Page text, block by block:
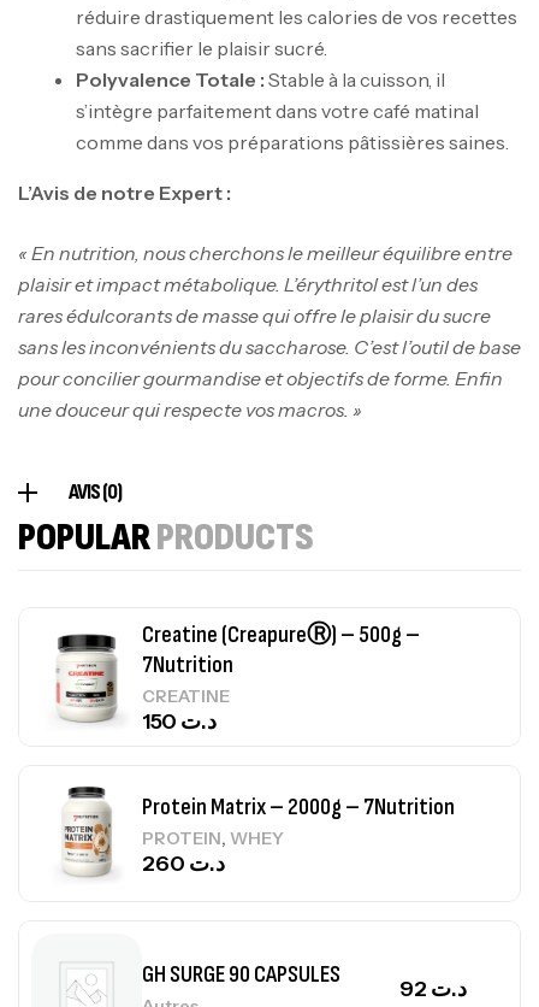
réduire drastiquement les calories de vos recettes
sans sacrifier le plaisir sucré.
Polyvalence Totale : Stable à la cuisson, il
s’intègre parfaitement dans votre café matinal
comme dans vos préparations pâtissières saines.
L’Avis de notre Expert :
« En nutrition, nous cherchons le meilleur équilibre entre
plaisir et impact métabolique. L’érythritol est l’un des
rares édulcorants de masse qui offre le plaisir du sucre
sans les inconvénients du saccharose. C’est l’outil de base
pour concilier gourmandise et objectifs de forme. Enfin
une douceur qui respecte vos macros. »
AVIS (0)
POPULARPRODUCTS
Biotech USA
د.ت126
100% Pure Whey – 2,27kg – BIOTECHUSA
د.ت269
Autres
د.ت
Creatine (CreapureⓇ) – 500g –
7Nutrition
CREATINE
د.ت
Protein Matrix – 2000g – 7Nutrition
PROTEIN,WHEY
د.ت
GH SURGE 90 CAPSULES
د.ت